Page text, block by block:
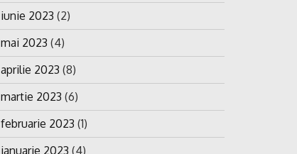
iunie 2023 (2)
mai 2023 (4)
aprilie 2023 (8)
martie 2023 (6)
februarie 2023 (1)
ianuarie 2023 (4)